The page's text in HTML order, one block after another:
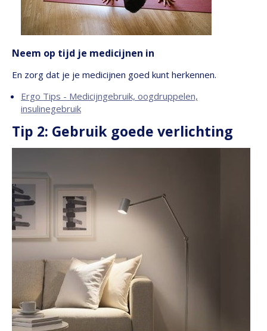
Neem op tijd je medicijnen in
En zorg dat je je medicijnen goed kunt herkennen.
Ergo Tips - Medicijngebruik, oogdruppelen,
insulinegebruik
Tip 2: Gebruik goede verlichting